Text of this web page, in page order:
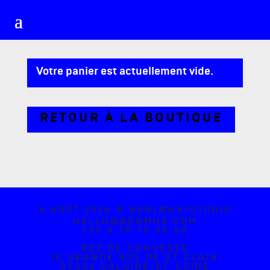
Votre panier est actuellement vide.
RETOUR À LA BOUTIQUE
8 AOÛT 2026 © BEN/MHX/STUDIO
HELLO@BENMHX.COM
+33 6 70 73 55 60
REZ DE CHAUSSÉE
10 GRANDE RUE DE ST CLAIR